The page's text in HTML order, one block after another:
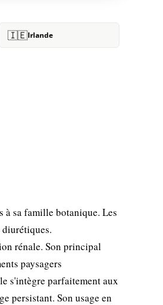
🇮🇪Irlande
à sa famille botanique. Les
rénale. Son principal
paysagers
s'intègre parfaitement aux
persistant. Son usage en